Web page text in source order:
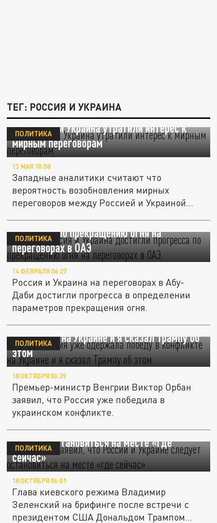
ТЕГ: РОССИЯ И УКРАИНА
FT: Россия и Украина утратили интерес к
мирным переговорам
ПОЛИТИКА
13 МАЯ 10:58
Западные аналитики считают что
вероятность возобновления мирных
переговоров между Россией и Украиной
Politico: Россия и Украина достигли
прогресса по прекращению огня на
переговорах в ОАЭ
ПОЛИТИКА
14 ФЕВРАЛЯ 06:27
Россия и Украина на переговорах в Абу-
Даби достигли прогресса в определении
параметров прекращения огня.
Орбан: Россия уже одержала победу в
конфликте на Украине и я сказал Трампу об
этом
ПОЛИТИКА
18 ОКТЯБРЯ 06:39
Премьер-министр Венгрии Виктор Орбан
заявил, что Россия уже победила в
украинском конфликте.
Зеленский заявил, что России и Украине
следует остановиться на месте «где
сейчас»
ПОЛИТИКА
18 ОКТЯБРЯ 06:01
Глава киевского режима Владимир
Зеленский на брифинге после встречи с
президентом США Дональдом Трампом